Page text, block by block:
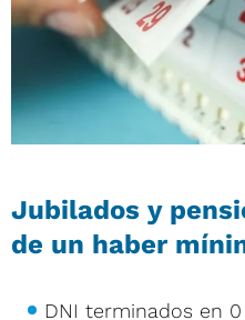
Jubilados y
de un haber
DNI terminados en